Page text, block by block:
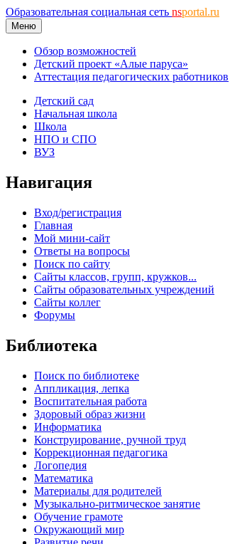
Образовательная социальная сеть nsportal.ru
Меню
Обзор возможностей
Детский проект «Алые паруса»
Аттестация педагогических работников
Детский сад
Начальная школа
Школа
НПО и СПО
ВУЗ
Навигация
Вход/регистрация
Главная
Мой мини-сайт
Ответы на вопросы
Поиск по сайту
Сайты классов, групп, кружков...
Сайты образовательных учреждений
Сайты коллег
Форумы
Библиотека
Поиск по библиотеке
Аппликация, лепка
Воспитательная работа
Здоровый образ жизни
Информатика
Конструирование, ручной труд
Коррекционная педагогика
Логопедия
Математика
Материалы для родителей
Музыкально-ритмическое занятие
Обучение грамоте
Окружающий мир